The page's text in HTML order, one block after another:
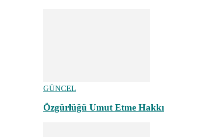
GÜNCEL
Özgürlüğü Umut Etme Hakkı